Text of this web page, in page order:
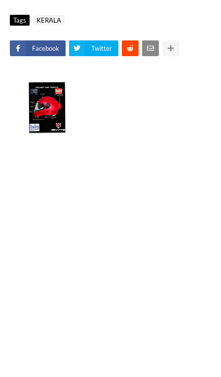
Tags KERALA
Facebook Twitter